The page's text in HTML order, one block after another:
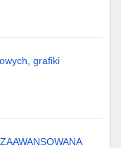
grafiki